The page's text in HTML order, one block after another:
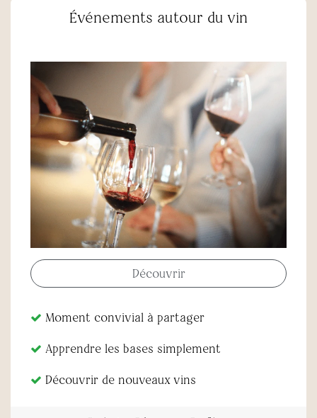
Événements autour du vin
Découvrir
Moment convivial à partager
Apprendre les bases simplement
Découvrir de nouveaux vins